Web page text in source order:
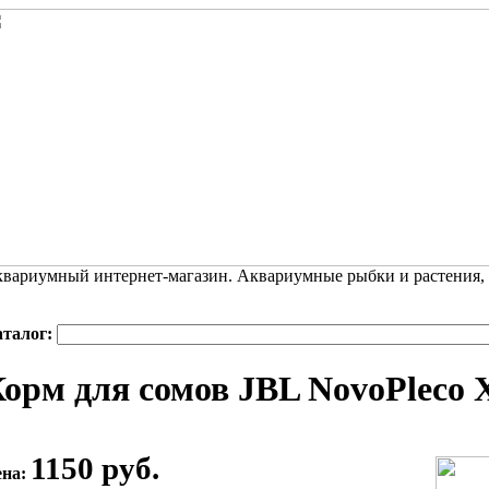
интернет-магазин. Аквариумные рыбки и
для сомов JBL NovoPleco
1150 руб.